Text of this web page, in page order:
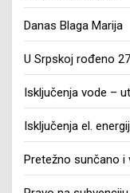
Danas Blaga Marija
U Srpskoj rođeno
Isključenja vode –
Isključenja el.
Pretežno sunčano i